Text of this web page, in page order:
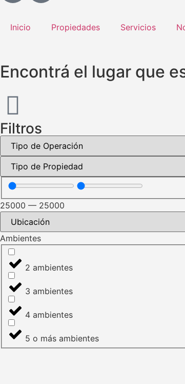
Inicio Propiedades Servicios
Encontrá el lugar que
Filtros
25000 — 25000
Ambientes
2 ambientes
3 ambientes
4 ambientes
5 o más ambientes